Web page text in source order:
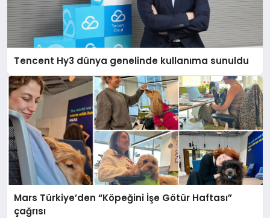
Tencent Hy3 dünya genelinde kullanıma sunuldu
Mars Türkiye’den “Köpeğini İşe Götür Haftası”
çağrısı